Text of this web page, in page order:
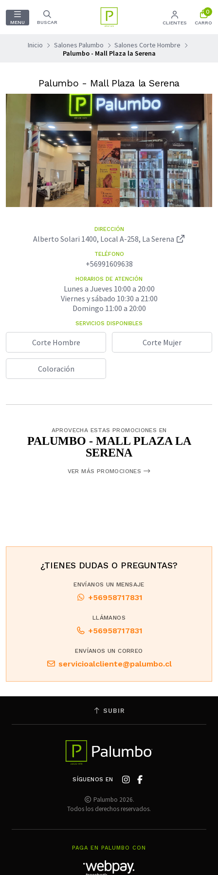
MENU BUSCAR CLIENTES
0
CARRO
Inicio Salones Palumbo
Salones Corte Hombre
Palumbo - Mall Plaza la Serena
Palumbo - Mall Plaza la Serena
DIRECCIÓN
Alberto Solari 1400, Local A-258, La Serena
TELÉFONO
+56991609638
HORARIOS DE ATENCIÓN
Lunes a Jueves 10:00 a 20:00
Viernes y sábado 10:30 a 21:00
Domingo 11:00 a 20:00
SERVICIOS DISPONIBLES
Corte Hombre Corte Mujer
Coloración
APROVECHA ESTAS PROMOCIONES EN
PALUMBO - MALL PLAZA LA
SERENA
VER MÁS PROMOCIONES
¿TIENES DUDAS O PREGUNTAS?
ENVÍANOS UN MENSAJE
+56958717831
LLÁMANOS
+56958717831
ENVÍANOS UN CORREO
servicioalcliente@palumbo.cl
SUBIR
SÍGUENOS EN
Palumbo 2026.
Todos los derechos reservados.
PAGA EN PALUMBO CON